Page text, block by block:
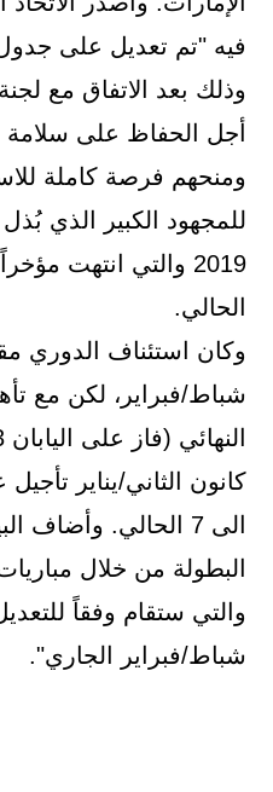
فيه "تم تعديل على
وذلك بعد الاتفاق مع
أجل الحفاظ على سلامة
ومنحهم فرصة كاملة
للمجهود الكبير الذي
2019 والتي انتهت
الحالي.
وكان استئناف الدوري
شباط/فبراير، لكن مع
كانون الثاني/يناير
الى 7 الحالي.
البطولة من خلال
شباط/فبراير الجاري".